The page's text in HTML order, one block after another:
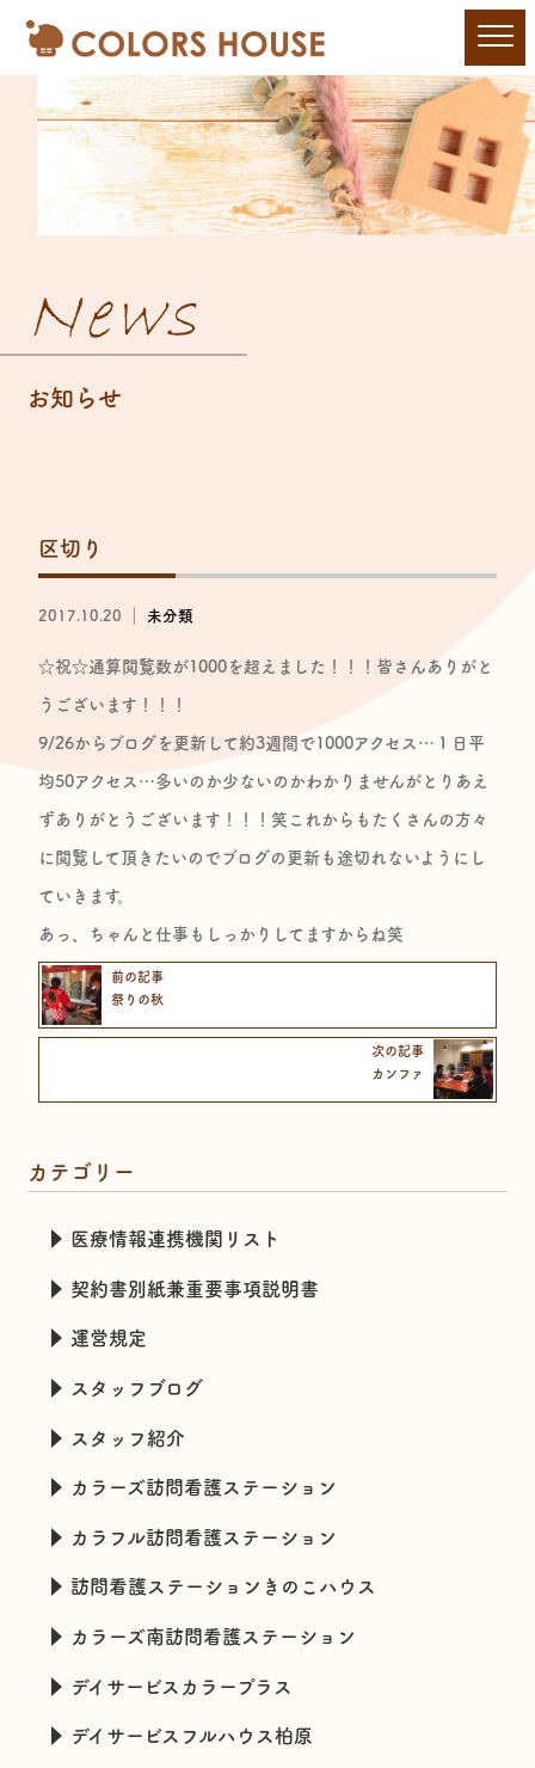
News
お知らせ
区切り
2017.10.20 ｜ 未分類
☆祝☆通算閲覧数が1000を超えました！！！皆さんありがと
うございます！！！
9/26からブログを更新して約3週間で1000アクセス…１日平
均50アクセス…多いのか少ないのかわかりませんがとりあえ
ずありがとうございます！！！笑これからもたくさんの方々
に閲覧して頂きたいのでブログの更新も途切れないようにし
ていきます。
あっ、ちゃんと仕事もしっかりしてますからね笑
前の記事
祭りの秋
次の記事
カンファ
カテゴリー
医療情報連携機関リスト
契約書別紙兼重要事項説明書
運営規定
スタッフブログ
スタッフ紹介
カラーズ訪問看護ステーション
カラフル訪問看護ステーション
訪問看護ステーションきのこハウス
カラーズ南訪問看護ステーション
デイサービスカラープラス
デイサービスフルハウス柏原